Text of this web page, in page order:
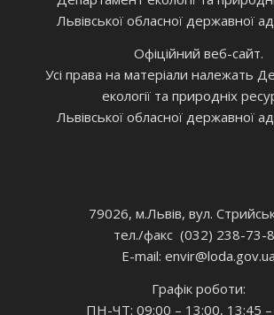
Львівської обласної державної
Офіційний веб-сайт.
Усі права на матеріали належать
екології та природніх
Львівської обласної державної
79026, м.Львів, вул.
тел./факс (032) 238-73-
E-mail: envir@loda.gov.ua
Графік роботи:
ПН-ЧТ: 09:00 – 13:00, 13:45